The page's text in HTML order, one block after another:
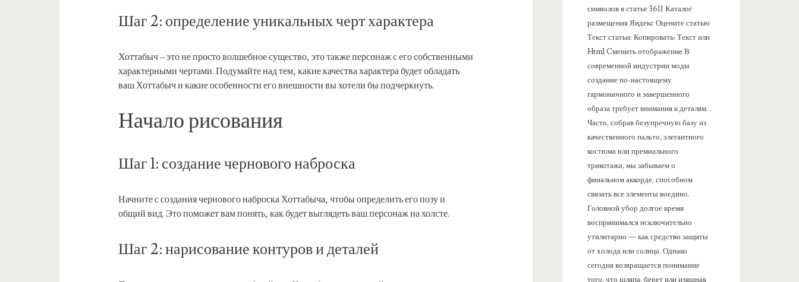
Шаг 2: определение уникальных черт характера
Хоттабыч – это не просто волшебное существо, это также персонаж с его собственными
характерными чертами. Подумайте над тем, какие качества характера будет обладать
ваш Хоттабыч и какие особенности его внешности вы хотели бы подчеркнуть.
Начало рисования
Шаг 1: создание чернового наброска
Начните с создания чернового наброска Хоттабыча, чтобы определить его позу и
общий вид. Это поможет вам понять, как будет выглядеть ваш персонаж на холсте.
Шаг 2: нарисование контуров и деталей
символов в статье 3611 Каталог
размещения Яндекс Оцените статью
Текст статьи: Копировать: Текст или
Html Cменить отображение В
современной индустрии моды
создание по-настоящему
гармоничного и завершенного
образа требует внимания к деталям.
Часто, собрав безупречную базу из
качественного пальто, элегантного
костюма или премиального
трикотажа, мы забываем о
финальном аккорде, способном
связать все элементы воедино.
Головной убор долгое время
воспринимался исключительно
утилитарно — как средство защиты
от холода или солнца. Однако
сегодня возвращается понимание
того, что шляпа, берет или изящная